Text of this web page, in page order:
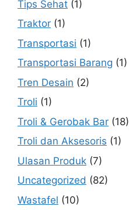
Tips Sehat (1)
Traktor (1)
Transportasi (1)
Transportasi Barang (1)
Tren Desain (2)
Troli (1)
Troli & Gerobak Bar (18)
Troli dan Aksesoris (1)
Ulasan Produk (7)
Uncategorized (82)
Wastafel (10)